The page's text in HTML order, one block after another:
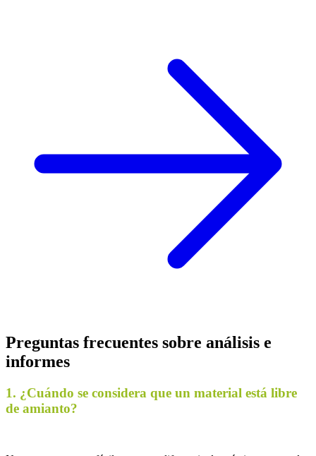
Preguntas frecuentes sobre análisis e
informes
1. ¿Cuándo se considera que un material está libre
de amianto?